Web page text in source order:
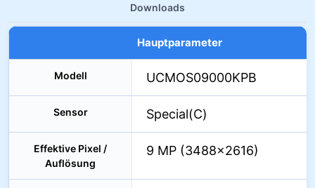
Downloads
Hauptparameter
Modell UCMOS09000KPB
Sensor Special(C)
Effektive Pixel /
Auflösung
9 MP (3488×2616)